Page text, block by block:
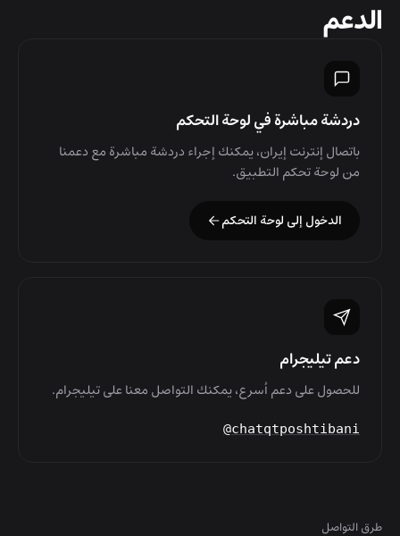
الدعم
دردشة مباشرة في لوحة التحكم
باتصال إنترنت إيران، يمكنك إجراء دردشة مباشرة مع دعمنا
من لوحة تحكم التطبيق.
الدخول إلى لوحة التحكم
دعم تيليجرام
للحصول على دعم أسرع، يمكنك التواصل معنا على تيليجرام.
@chatqtposhtibani
طرق التواصل